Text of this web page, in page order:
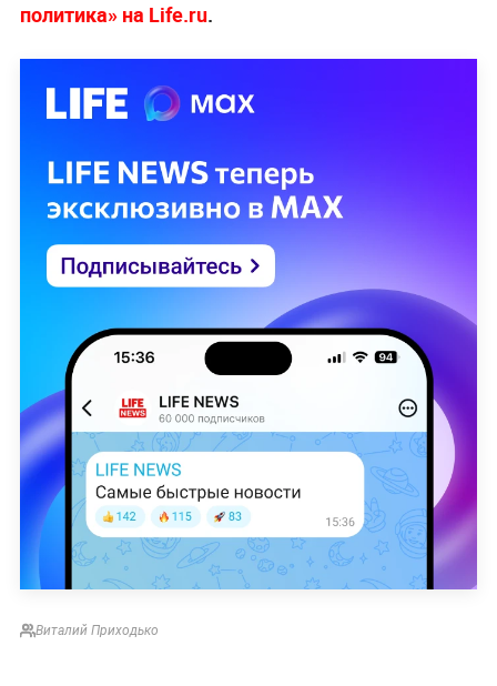
политика» на Life.ru.
Виталий Приходько